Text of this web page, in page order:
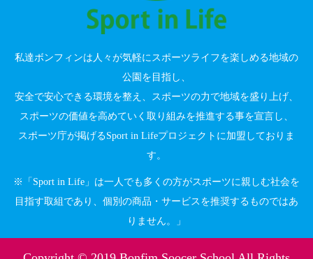
私達ボンフィンは人々が気軽にスポーツライフを楽しめる地域の
公園を目指し、
安全で安心できる環境を整え、スポーツの力で地域を盛り上げ、
スポーツの価値を高めていく取り組みを推進する事を宣言し、
スポーツ庁が掲げるSport in Lifeプロジェクトに加盟しておりま
す。
※「Sport in Life」は一人でも多くの方がスポーツに親しむ社会を
目指す取組であり、個別の商品・サービスを推奨するものではあ
りません。」